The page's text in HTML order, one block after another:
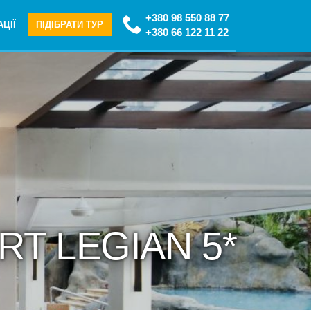
+380 98 550 88 77
+380 66 122 11 22
ПІДІБРАТИ ТУР
LEGIAN 5*